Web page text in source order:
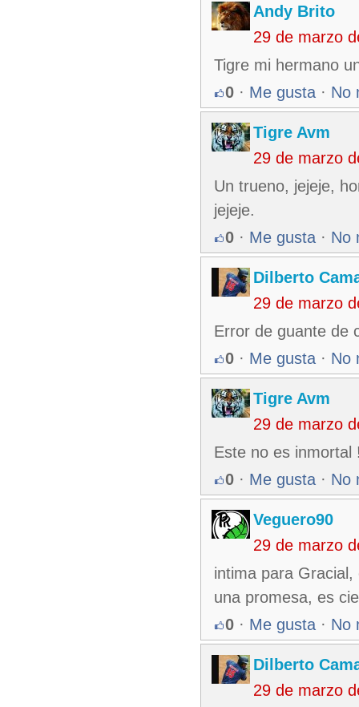
Andy Brito
29 de marzo
Tigre mi hermano
0 · Me gusta · No
Tigre Avm
29 de marzo
Un trueno, jejeje,
jejeje.
0 · Me gusta · No
Dilberto
29 de marzo
Error de guante de
0 · Me gusta · No
Tigre Avm
29 de marzo
Este no es inmortal
0 · Me gusta · No
Veguero90
29 de marzo
intima para
una promesa, es
0 · Me gusta · No
Dilberto
29 de marzo